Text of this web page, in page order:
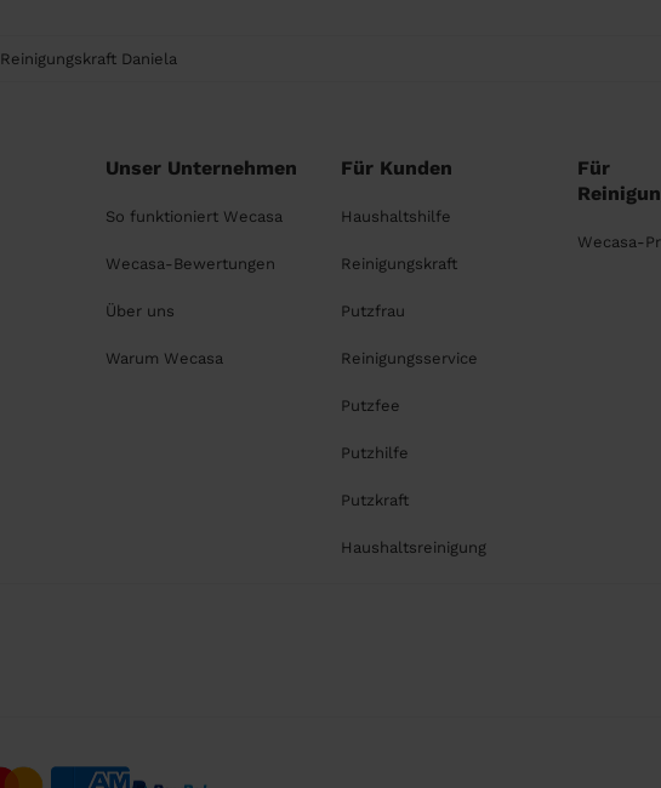
Reinigungskraft Daniela
Unser Unternehmen
So funktioniert Wecasa
Wecasa-Bewertungen
Über uns
Warum Wecasa
Für Kunden
Haushaltshilfe
Reinigungskraft
Putzfrau
Reinigungsservice
Putzfee
Putzhilfe
Putzkraft
Haushaltsreinigung
Für
Wecasa-